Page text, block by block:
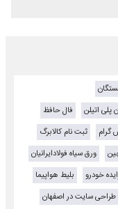
پلی اتیلن
فال حافظ
گرام
ثبت نام کالابرگ
ورق سیاه فولادایرانیان
خودرو
بلیط هواپیما
طراحی سایت در اصفهان